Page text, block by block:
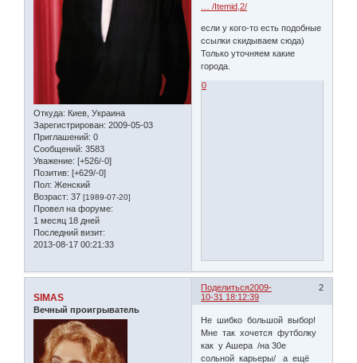
Откуда: Киев, Украина
Зарегистрирован: 2009-05-03
Приглашений: 0
Сообщений: 3583
Уважение: [+526/-0]
Позитив: [+629/-0]
Пол: Женский
Возраст: 37 [1989-07-20]
Провел на форуме:
1 месяц 18 дней
Последний визит:
2013-08-17 00:21:33
… /Itemid,2/
если у кого-то есть подобные
ссылки скидываем сюда)
Только уточняем какие
города.
0
Поделиться 2
2009-
10-31 18:12:39
SIMAS
Вечный проигрыватель
Не шибко большой выбор!
Мне так хочется футболку
как у Ашера /на 30е
сольной карьеры/ а ещё